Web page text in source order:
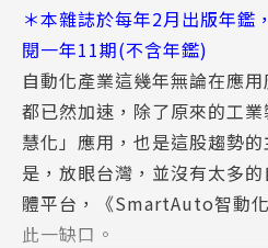
技術特輯｜感測器
技術特輯｜無線技術應用的智
技術特輯｜感測器在自主機
技術特輯｜高精度毫米波雷
技術特輯｜機器人視覺導航
技術特輯｜智慧科技提升辦
技術特輯｜資料科學與機器學
＊本雜誌於每年2月出版年鑑
閱一年11期(不含年鑑)
自動化產業這幾年無論在應
都已然加速，除了原來的工
慧化」應用，也是這股趨勢
是，放眼台灣，並沒有太多
體平台，《SmartAuto智動
此一缺口。